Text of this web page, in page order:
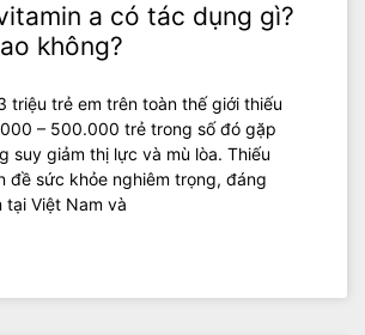
a có tác dụng gì?
không?
triệu trẻ em trên toàn thế giới thiếu
– 500.000 trẻ trong số đó gặp
suy giảm thị lực và mù lòa. Thiếu
đề sức khỏe nghiêm trọng, đáng
Việt Nam và